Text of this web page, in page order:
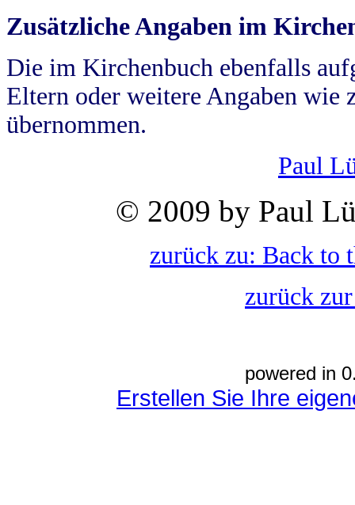
Zusätzliche Angaben im
Die im Kirchenbuch ebenfalls
Eltern oder weitere Angaben wie
übernommen.
Paul
© 2009 by Paul
zurück zu: Back to
zurück
powered in
Erstellen Sie Ihre